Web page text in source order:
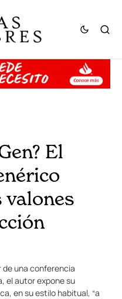
El
valones
una conferencia
el autor expone su
en su estilo habitual, “a